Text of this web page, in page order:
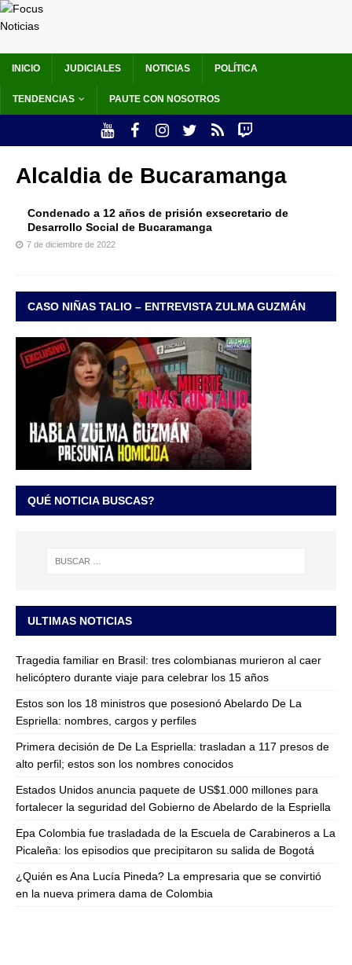
INICIO JUDICIALES NOTICIAS POLÍTICA
TENDENCIAS PAUTE CON NOSOTROS
Alcaldia de Bucaramanga
Condenado a 12 años de prisión exsecretario de
Desarrollo Social de Bucaramanga
7 de diciembre de 2022
CASO NIÑAS TALIO – ENTREVISTA ZULMA GUZMÁN
QUÉ NOTICIA BUSCAS?
ULTIMAS NOTICIAS
Tragedia familiar en Brasil: tres colombianas murieron al caer
helicóptero durante viaje para celebrar los 15 años
Estos son los 18 ministros que posesionó Abelardo De La
Espriella: nombres, cargos y perfiles
Primera decisión de De La Espriella: trasladan a 117 presos de
alto perfil; estos son los nombres conocidos
Estados Unidos anuncia paquete de US$1.000 millones para
fortalecer la seguridad del Gobierno de Abelardo de la Espriella
Epa Colombia fue trasladada de la Escuela de Carabineros a La
Picaleña: los episodios que precipitaron su salida de Bogotá
¿Quién es Ana Lucía Pineda? La empresaria que se convirtió
en la nueva primera dama de Colombia